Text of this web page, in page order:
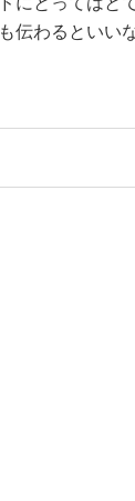
伝わるといい